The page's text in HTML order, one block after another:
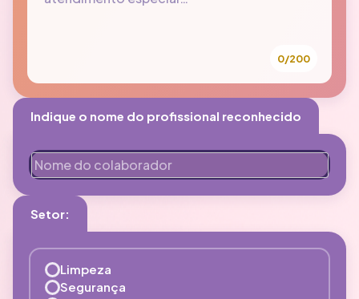
0/200
Indique o nome do profissional reconhecido
Setor:
Limpeza
Segurança